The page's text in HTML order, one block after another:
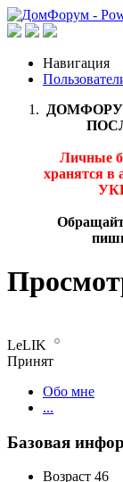
Навигация
Личные
хранятся в
LeLIK
Принят
Обо мне
...
Базовая
Возраст 46